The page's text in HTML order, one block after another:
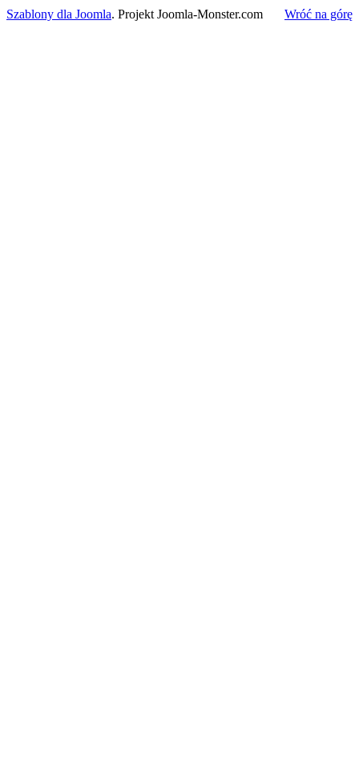
Szablony dla Joomla. Projekt Joomla-Monster.com Wróć na górę